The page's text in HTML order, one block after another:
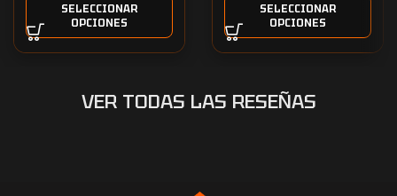
SELECCIONAR
OPCIONES
SELECCIONAR
OPCIONES
VER TODAS LAS RESEÑAS